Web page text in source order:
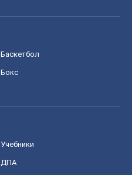
Баскетбол
Бокс
Учебники
ДПА